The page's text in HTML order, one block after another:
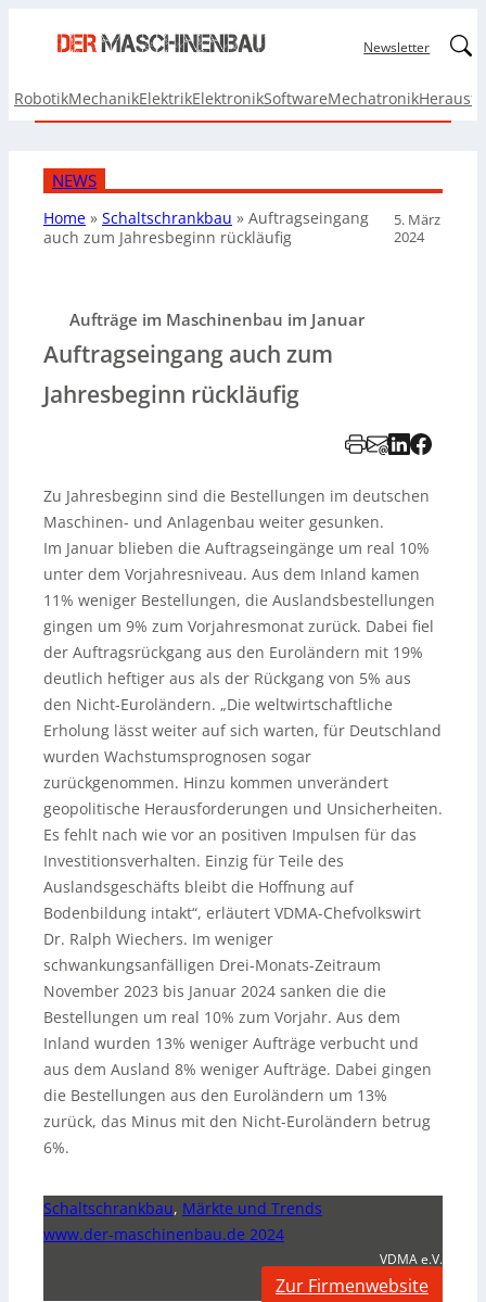
Newsletter
RobotikMechanikElektrikElektronikSoftwareMechatronik
NEWS
Home » Schaltschrankbau » Auftragseingang
auch zum Jahresbeginn rückläufig
5. März
2024
Aufträge im Maschinenbau im Januar
Auftragseingang auch zum
Jahresbeginn rückläufig
Zu Jahresbeginn sind die Bestellungen im deutschen
Maschinen- und Anlagenbau weiter gesunken.
Im Januar blieben die Auftragseingänge um real 10%
unter dem Vorjahresniveau. Aus dem Inland kamen
11% weniger Bestellungen, die Auslandsbestellungen
gingen um 9% zum Vorjahresmonat zurück. Dabei fiel
der Auftragsrückgang aus den Euroländern mit 19%
deutlich heftiger aus als der Rückgang von 5% aus
den Nicht-Euroländern. „Die weltwirtschaftliche
Erholung lässt weiter auf sich warten, für Deutschland
wurden Wachstumsprognosen sogar
zurückgenommen. Hinzu kommen unverändert
geopolitische Herausforderungen und Unsicherheiten.
Es fehlt nach wie vor an positiven Impulsen für das
Investitionsverhalten. Einzig für Teile des
Auslandsgeschäfts bleibt die Hoffnung auf
Bodenbildung intakt“, erläutert VDMA-Chefvolkswirt
Dr. Ralph Wiechers. Im weniger
schwankungsanfälligen Drei-Monats-Zeitraum
November 2023 bis Januar 2024 sanken die die
Bestellungen um real 10% zum Vorjahr. Aus dem
Inland wurden 13% weniger Aufträge verbucht und
aus dem Ausland 8% weniger Aufträge. Dabei gingen
die Bestellungen aus den Euroländern um 13%
zurück, das Minus mit den Nicht-Euroländern betrug
6%.
Schaltschrankbau, Märkte und Trends
www.der-maschinenbau.de 2024
VDMA e.V.
Zur Firmenwebsite